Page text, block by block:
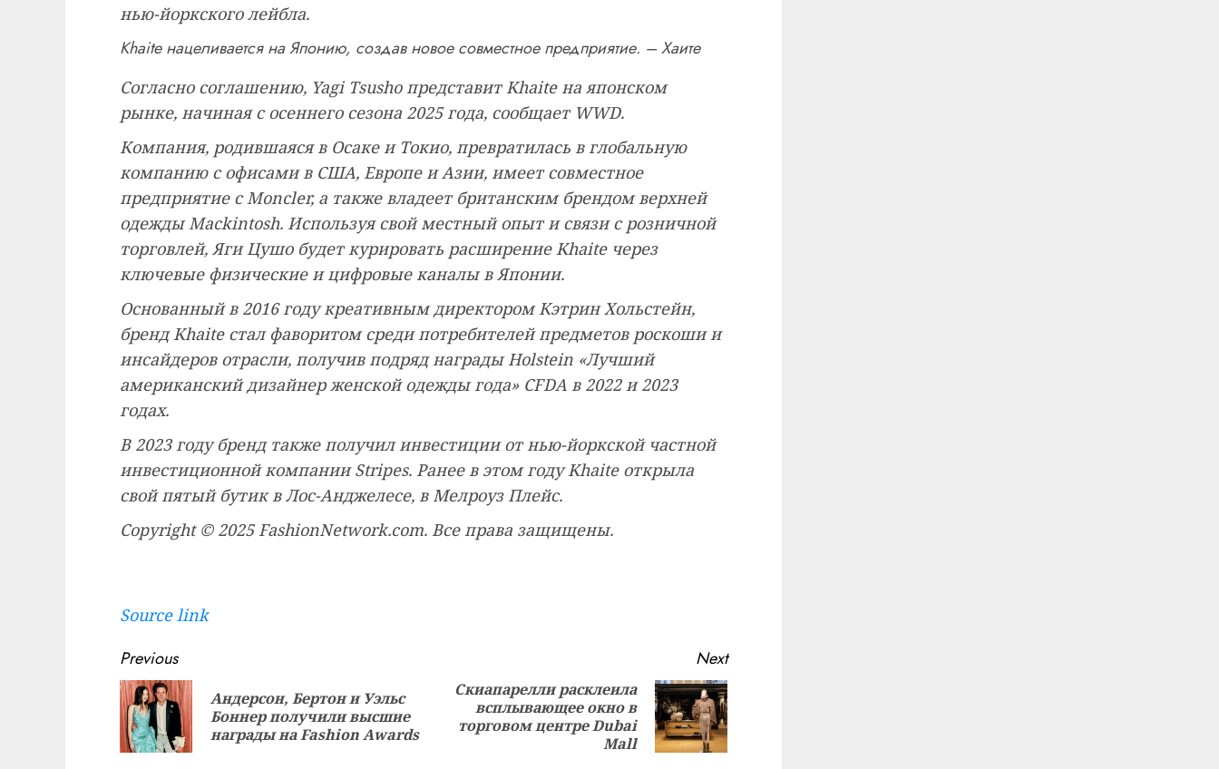
нью-йоркского лейбла.
Khaite нацеливается на Японию, создав новое совместное предприятие. – Хаите
Согласно соглашению, Yagi Tsusho представит Khaite на японском
рынке, начиная с осеннего сезона 2025 года, сообщает WWD.
Компания, родившаяся в Осаке и Токио, превратилась в глобальную
компанию с офисами в США, Европе и Азии, имеет совместное
предприятие с Moncler, а также владеет британским брендом верхней
одежды Mackintosh. Используя свой местный опыт и связи с розничной
торговлей, Яги Цушо будет курировать расширение Khaite через
ключевые физические и цифровые каналы в Японии.
Основанный в 2016 году креативным директором Кэтрин Хольстейн,
бренд Khaite стал фаворитом среди потребителей предметов роскоши и
инсайдеров отрасли, получив подряд награды Holstein «Лучший
американский дизайнер женской одежды года» CFDA в 2022 и 2023
годах.
В 2023 году бренд также получил инвестиции от нью-йоркской частной
инвестиционной компании Stripes. Ранее в этом году Khaite открыла
свой пятый бутик в Лос-Анджелесе, в Мелроуз Плейс.
Copyright © 2025 FashionNetwork.com. Все права защищены.
Source link
Continue
Reading
Previous
Previous
Андерсон, Бертон и Уэльс
Боннер получили высшие
награды на Fashion Awards
Next
post:
Скиапарелли расклеила
всплывающее окно в
торговом центре Dubai
Mall